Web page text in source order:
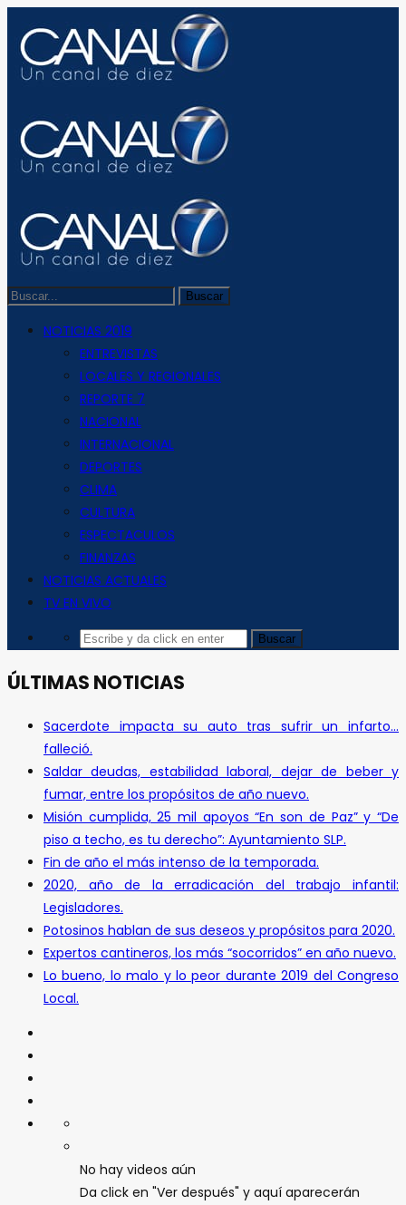
NOTICIAS 2019
ENTREVISTAS
LOCALES Y REGIONALES
REPORTE 7
NACIONAL
INTERNACIONAL
DEPORTES
CLIMA
CULTURA
ESPECTACULOS
FINANZAS
NOTICIAS ACTUALES
TV EN VIVO
ÚLTIMAS NOTICIAS
Sacerdote impacta su auto tras sufrir un infarto…
falleció.
Saldar deudas, estabilidad laboral, dejar de beber y
fumar, entre los propósitos de año nuevo.
Misión cumplida, 25 mil apoyos “En son de Paz” y “De
piso a techo, es tu derecho”: Ayuntamiento SLP.
Fin de año el más intenso de la temporada.
2020, año de la erradicación del trabajo infantil:
Legisladores.
Potosinos hablan de sus deseos y propósitos para 2020.
Expertos cantineros, los más “socorridos” en año nuevo.
Lo bueno, lo malo y lo peor durante 2019 del Congreso
Local.
No hay videos aún
Da click en "Ver después" y aquí aparecerán